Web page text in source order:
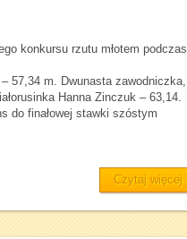
konkursu rzutu młotem podczas
57,34 m. Dwunasta zawodniczka,
Hanna Zinczuk – 63,14.
do finałowej stawki szóstym
Czytaj więcej